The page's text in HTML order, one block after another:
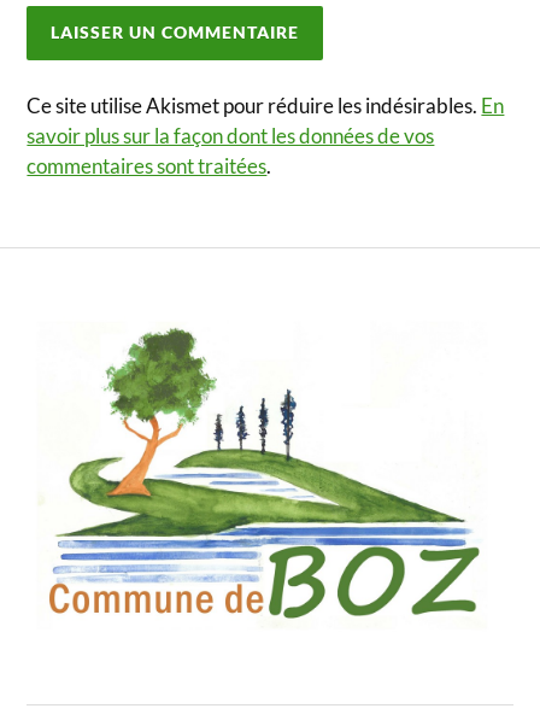
Ce site utilise Akismet pour réduire les indésirables. En
savoir plus sur la façon dont les données de vos
commentaires sont traitées.